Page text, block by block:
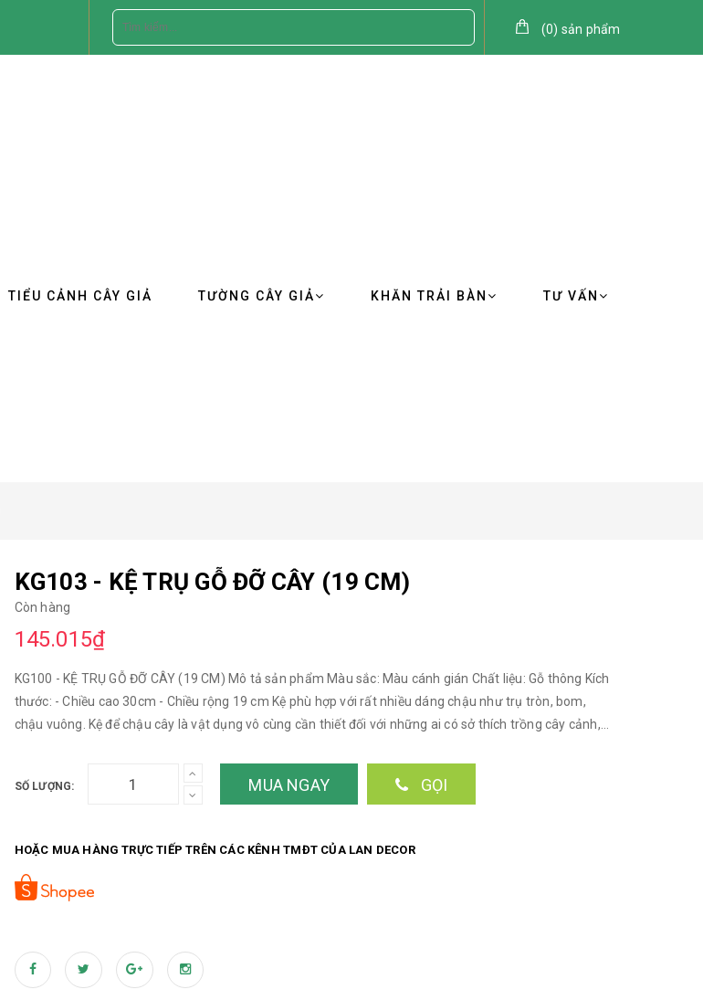
(0) sản phẩm
TIỂU CẢNH CÂY GIẢ TƯỜNG CÂY GIẢ KHĂN TRẢI BÀN TƯ VẤN
KG103 - KỆ TRỤ GỖ ĐỠ CÂY (19 CM)
Còn hàng
145.015₫
KG100 - KỆ TRỤ GỖ ĐỠ CÂY (19 CM) Mô tả sản phẩm Màu sắc: Màu cánh gián Chất liệu: Gỗ thông Kích
thước: - Chiều cao 30cm - Chiều rộng 19 cm Kệ phù hợp với rất nhiều dáng chậu như trụ tròn, bom,
chậu vuông. Kệ để chậu cây là vật dụng vô cùng cần thiết đối với những ai có sở thích trồng cây cảnh,
bị hạn chế thì việc sở hữu chiếc kệ này sẽ giúp bạn tối ưu hóa trong việc sắp xếp, bố trí các đồ đạc, vật
dụng trong gia đình một cách khoa học, chuyên nghiệp hơn... Ảnh sản phẩm được shop chụp thật
445 Hoàng Quốc Việt), Hà Nội SĐT: 0968 988 525 (bán lẻ) - 0968 988 215 (bán sỉ) FB:
https://www.facebook.com/landecorshoptrangtrivn/ #kego #kegotru #kegotrangtri #kegodocay
SỐ LƯỢNG: MUA NGAY GỌI
HOẶC MUA HÀNG TRỰC TIẾP TRÊN CÁC KÊNH TMĐT CỦA LAN DECOR